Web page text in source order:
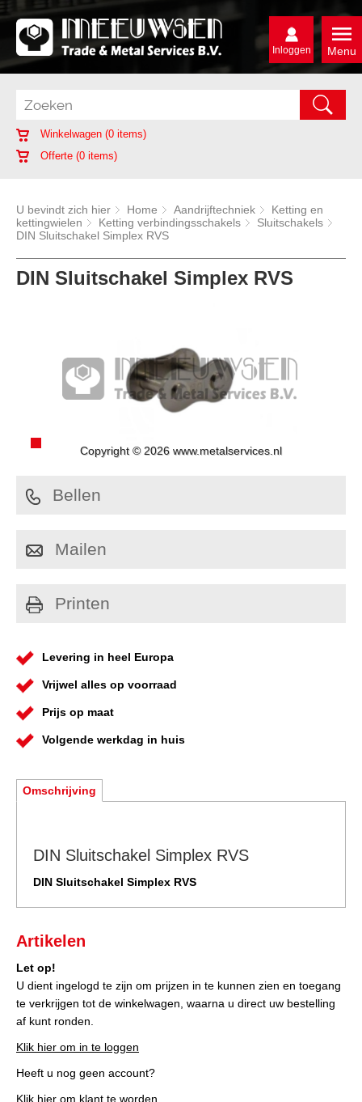
Menu
Inloggen
Winkelwagen (0 items)
Offerte (0 items)
U bevindt zich hier Home Aandrijftechniek
Ketting en
kettingwielen
Ketting verbindingsschakels
Sluitschakels
DIN Sluitschakel Simplex RVS
DIN Sluitschakel Simplex RVS
Copyright © 2026 www.metalservices.nl
Bellen
Mailen
Printen
Levering in heel Europa
Vrijwel alles op voorraad
Prijs op maat
Volgende werkdag in huis
Omschrijving
DIN Sluitschakel Simplex RVS
DIN Sluitschakel Simplex RVS
Artikelen
Let op!
U dient ingelogd te zijn om prijzen in te kunnen zien en toegang
te verkrijgen tot de winkelwagen, waarna u direct uw bestelling
af kunt ronden.
Klik hier om in te loggen
Heeft u nog geen account?
Klik hier om klant te worden